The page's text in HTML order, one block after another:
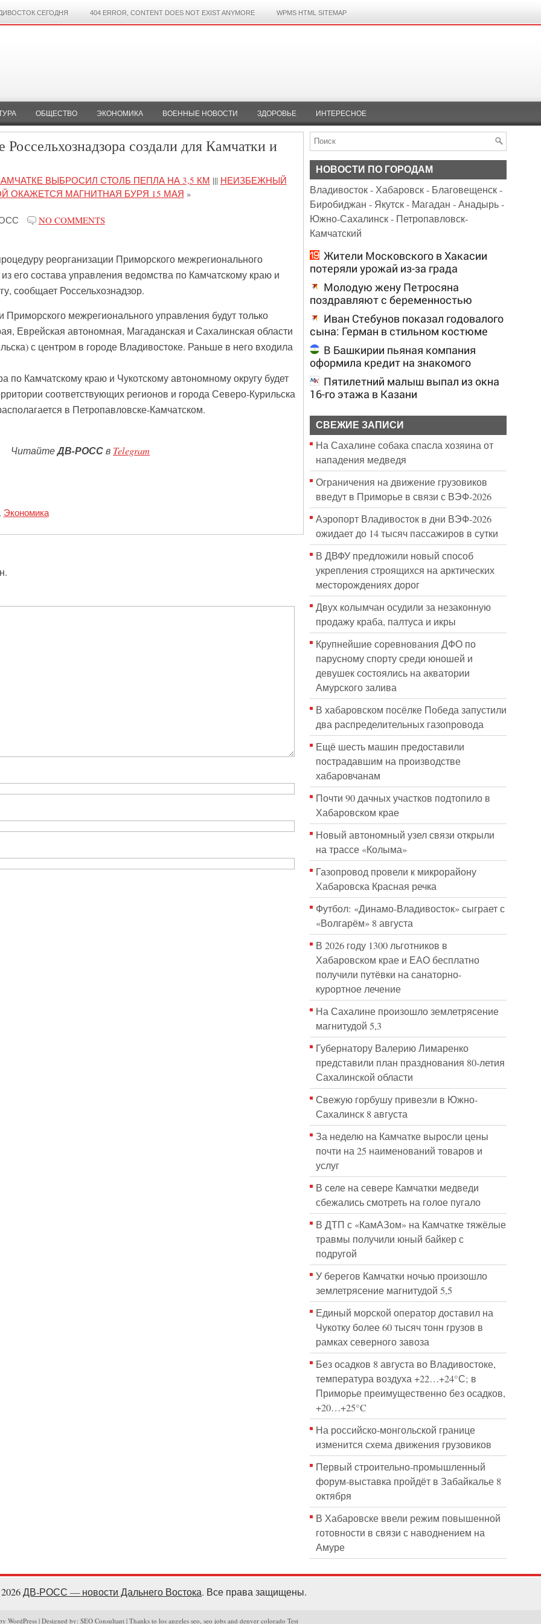
СЕГОДНЯ 404 ERROR, CONTENT DOES NOT EXIST ANYMORE WPMS HTML SITEMAP
ОБЩЕСТВО ЭКОНОМИКА ВОЕННЫЕ НОВОСТИ ЗДОРОВЬЕ ИНТЕРЕСНОЕ
создали для Камчатки и
ВЫБРОСИЛ СТОЛБ ПЕПЛА НА 3,5 КМ ||| НЕИЗБЕЖНЫЙ
ОКАЖЕТСЯ МАГНИТНАЯ БУРЯ 15 МАЯ »
NO COMMENTS
реорганизации Приморского межрегионального
его состава управления ведомства по Камчатскому краю и
сообщает Россельхознадзор.
Приморского межрегионального управления будут только
Еврейская автономная, Магаданская и Сахалинская области
с центром в городе Владивостоке. Раньше в него входила
по Камчатскому краю и Чукотскому автономному округу будет
соответствующих регионов и города Северо-Курильска
в Петропавловске-Камчатском.
ЧитайтеДВ-РОССв Telegram
Экономика
НОВОСТИ ПО ГОРОДАМ
Владивосток-Хабаровск- Благовещенск-
Биробиджан - Якутск- Магадан -Анадырь-
Южно-Сахалинск- Петропавловск-
Камчатский
Жители Московского в Хакасии
потеряли урожай из-за града
Молодую жену Петросяна
поздравляют с беременностью
Иван Стебунов показал годовалого
сына: Герман в стильном костюме
В Башкирии пьяная компания
оформила кредит на знакомого
Пятилетний малыш выпал из окна
16-го этажа в Казани
СВЕЖИЕ ЗАПИСИ
На Сахалине собака спасла хозяина от
нападения медведя
Ограничения на движение грузовиков
введут в Приморье в связи с ВЭФ-2026
Аэропорт Владивосток в дни ВЭФ-2026
ожидает до 14 тысяч пассажиров в сутки
В ДВФУ предложили новый способ
укрепления строящихся на арктических
месторождениях дорог
Двух колымчан осудили за незаконную
продажу краба, палтуса и икры
Крупнейшие соревнования ДФО по
парусному спорту среди юношей и
девушек состоялись на акватории
Амурского залива
В хабаровском посёлке Победа запустили
два распределительных газопровода
Ещё шесть машин предоставили
пострадавшим на производстве
хабаровчанам
Почти 90 дачных участков подтопило в
Хабаровском крае
Новый автономный узел связи открыли
на трассе «Колыма»
Газопровод провели к микрорайону
Хабаровска Красная речка
Футбол: «Динамо-Владивосток» сыграет с
«Волгарём» 8 августа
В 2026 году 1300 льготников в
Хабаровском крае и ЕАО бесплатно
получили путёвки на санаторно-
курортное лечение
На Сахалине произошло землетрясение
магнитудой 5,3
Губернатору Валерию Лимаренко
представили план празднования 80-летия
Сахалинской области
Свежую горбушу привезли в Южно-
Сахалинск 8 августа
За неделю на Камчатке выросли цены
почти на 25 наименований товаров и
услуг
В селе на севере Камчатки медведи
сбежались смотреть на голое пугало
В ДТП с «КамАЗом» на Камчатке тяжёлые
травмы получили юный байкер с
подругой
У берегов Камчатки ночью произошло
землетрясение магнитудой 5,5
Единый морской оператор доставил на
Чукотку более 60 тысяч тонн грузов в
рамках северного завоза
Без осадков 8 августа во Владивостоке,
температура воздуха +22…+24°С; в
Приморье преимущественно без осадков,
+20…+25°C
На российско‑монгольской границе
изменится схема движения грузовиков
Первый строительно‑промышленный
форум‑выставка пройдёт в Забайкалье 8
октября
В Хабаровске ввели режим повышенной
готовности в связи с наводнением на
Амуре
ДВ-РОСС — новости Дальнего Востока. Все права защищены.
WordPress | Designed by: SEO Consultant | Thanks to los angeles seo, seo jobs and denver colorado Test